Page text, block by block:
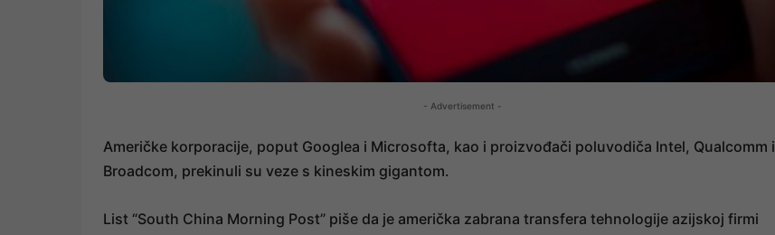
- Advertisement -
Američke korporacije, poput Googlea i Microsofta, kao i proizvođači poluvodiča Intel, Qualcomm i
Broadcom, prekinuli su veze s kineskim gigantom.
List “South China Morning Post” piše da je američka zabrana transfera tehnologije azijskoj firmi